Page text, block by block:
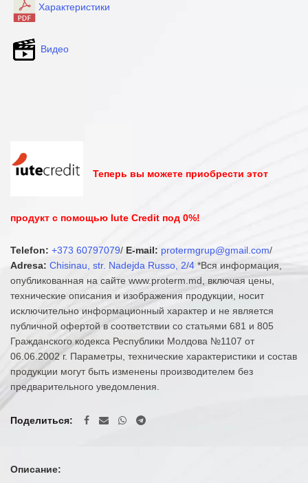
Характеристики
Видео
Теперь вы можете приобрести этот
продукт с помощью Iute Credit под 0%!
Telefon: +373 60797079/ E-mail: protermgrup@gmail.com/
Adresa: Chisinau, str. Nadejda Russo, 2/4 *Вся информация,
опубликованная на сайте www.proterm.md, включая цены,
технические описания и изображения продукции, носит
исключительно информационный характер и не является
публичной офертой в соответствии со статьями 681 и 805
Гражданского кодекса Республики Молдова №1107 от
06.06.2002 г. Параметры, технические характеристики и состав
продукции могут быть изменены производителем без
предварительного уведомления.
Поделиться
Описание: